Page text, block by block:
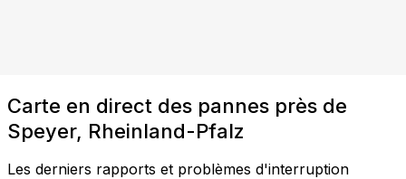
Carte en direct des pannes près de
Speyer, Rheinland-Pfalz
Les derniers rapports et problèmes d'interruption